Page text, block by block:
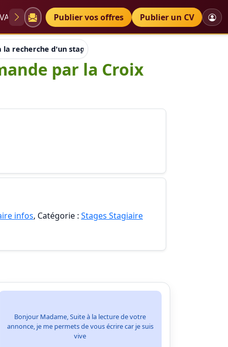
VAE Diplômes Petites annonces
Publier vos offres Publier un CV
la recherche d'un stage d'adaptation demande par la Croix
par la Croix
infos, Catégorie : Stages Stagiaire
Bonjour Madame, Suite à la lecture de votre
annonce, je me permets de vous écrire car je suis
vive